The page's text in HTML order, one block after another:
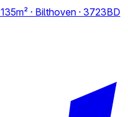
135m² · Bilthoven · 3723BD